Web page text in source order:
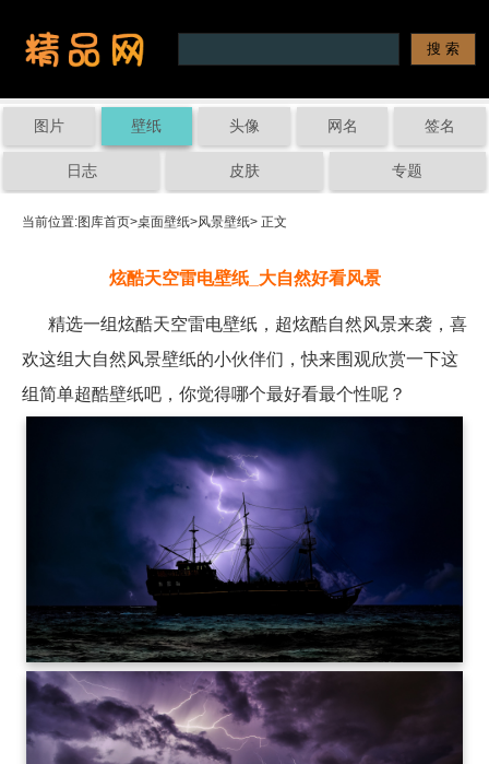
图片 壁纸 头像 网名 签名
日志 皮肤 专题
当前位置:图库首页>桌面壁纸>风景壁纸> 正文
炫酷天空雷电壁纸_大自然好看风景
精选一组炫酷天空雷电壁纸，超炫酷自然风景来袭，喜
欢这组大自然风景壁纸的小伙伴们，快来围观欣赏一下这
组简单超酷壁纸吧，你觉得哪个最好看最个性呢？